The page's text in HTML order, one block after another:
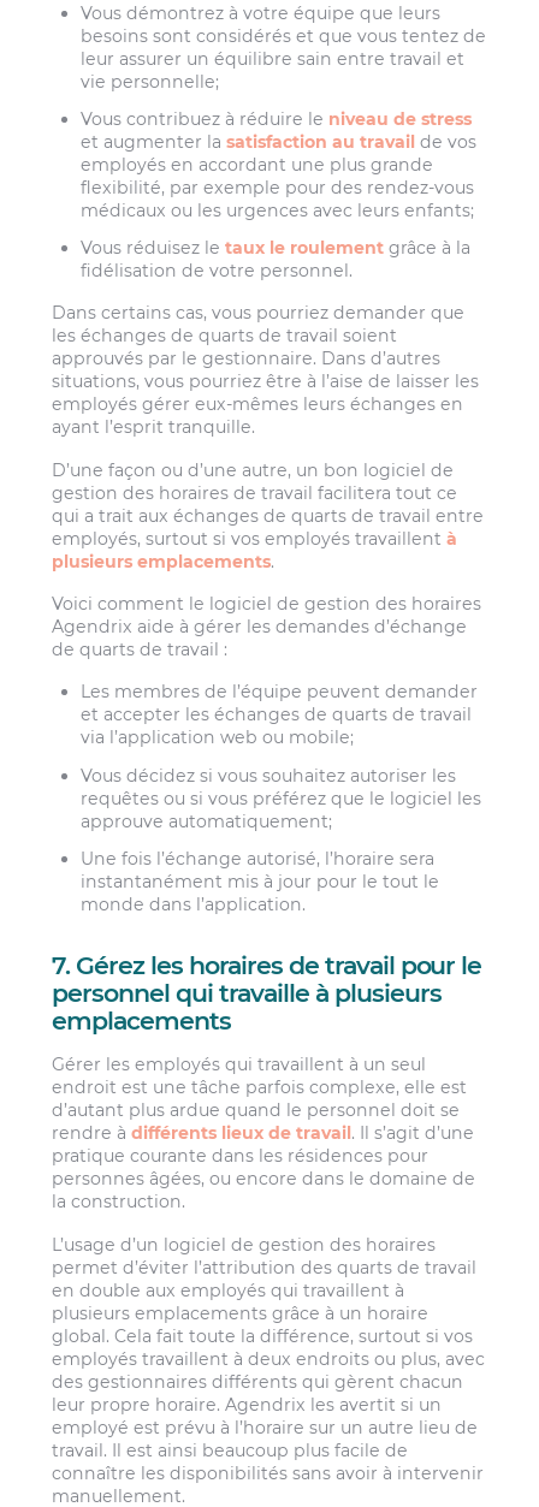
Vous démontrez à votre équipe que leurs
besoins sont considérés et que vous tentez de
leur assurer un équilibre sain entre travail et
vie personnelle;
Vous contribuez à réduire le niveau de stress
et augmenter lasatisfaction au travail de vos
employés en accordant une plus grande
flexibilité, par exemple pour des rendez-vous
médicaux ou les urgences avec leurs enfants;
Vous réduisez letaux le roulement grâce à la
fidélisation de votre personnel.
Dans certains cas, vous pourriez demander que
les échanges de quarts de travail soient
approuvés par le gestionnaire. Dans d’autres
situations, vous pourriez être à l’aise de laisser les
employés gérer eux-mêmes leurs échanges en
ayant l’esprit tranquille.
D’une façon ou d’une autre, un bon logiciel de
gestion des horaires de travail facilitera tout ce
qui a trait aux échanges de quarts de travail entre
employés, surtout si vos employés travaillentà
plusieurs emplacements.
Voici comment le logiciel de gestion des horaires
Agendrix aide à gérer les demandes d’échange
de quarts de travail :
Les membres de l’équipe peuvent demander
et accepter les échanges de quarts de travail
via l’application web ou mobile;
Vous décidez si vous souhaitez autoriser les
requêtes ou si vous préférez que le logiciel les
approuve automatiquement;
Une fois l’échange autorisé, l’horaire sera
instantanément mis à jour pour le tout le
monde dans l’application.
7. Gérez les horaires de travail pour le
personnel qui travaille à plusieurs
emplacements
Gérer les employés qui travaillent à un seul
endroit est une tâche parfois complexe, elle est
d’autant plus ardue quand le personnel doit se
rendre àdifférents lieux de travail. Il s’agit d’une
pratique courante dans les résidences pour
personnes âgées, ou encore dans le domaine de
la construction.
L’usage d’un logiciel de gestion des horaires
permet d’éviter l’attribution des quarts de travail
en double aux employés qui travaillent à
plusieurs emplacements grâce à un horaire
global. Cela fait toute la différence, surtout si vos
employés travaillent à deux endroits ou plus, avec
des gestionnaires différents qui gèrent chacun
leur propre horaire. Agendrix les avertit si un
employé est prévu à l’horaire sur un autre lieu de
travail. Il est ainsi beaucoup plus facile de
connaître les disponibilités sans avoir à intervenir
manuellement.